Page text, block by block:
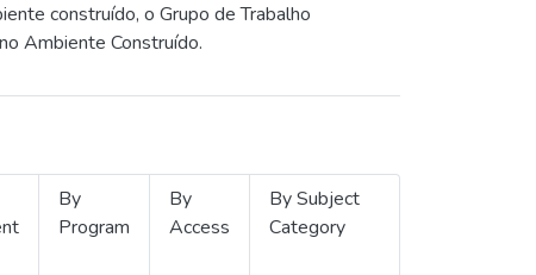
construído, o Grupo de Trabalho
Ambiente Construído.
By
Program
By
Access
By Subject
Category